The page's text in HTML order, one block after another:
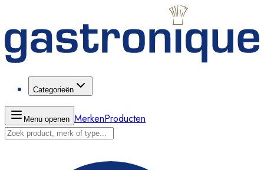
Categorieën
Menu openen MerkenProducten